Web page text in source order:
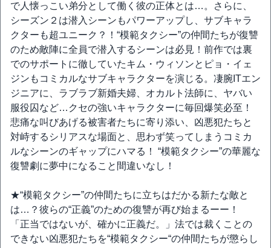
で人懐っこい弟分として働く彼の正体とは…。さらに、
シーズン２は潜入シーンもパワーアップし、サブキャラ
クターも超ユニーク？！“模範タクシー”の仲間たちが復讐
のため敵陣に全員で潜入するシーンは必見！前作では裏
でのサポートに徹していたキム・ウィソンとピョ・イェ
ジンもコミカルなサブキャラクターを演じる。凄腕ITエン
ジニアに、ラブラブ新婚夫婦、オカルト法師に、ヤバい
服役囚など…クセの強いキャラクターに毎回爆笑必至！
悲痛な叫びあげる被害者たちに寄り添い、凶悪犯たちと
対峙するシリアスな場面と、思わず笑ってしまうコミカ
ルなシーンのギャップにハマる！ “模範タクシー”の華麗な
復讐劇に夢中になること間違いなし！
★“模範タクシー”の仲間たちに立ちはだかる新たな敵と
は…？彼らの“正義”のための復讐が再び始まるーー！
「正当ではないが、確かに正義だ。」法では裁くことの
できない凶悪犯たちを“模範タクシー“の仲間たちが懲らし